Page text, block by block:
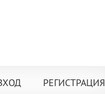
РЕГИСТРАЦИЯ